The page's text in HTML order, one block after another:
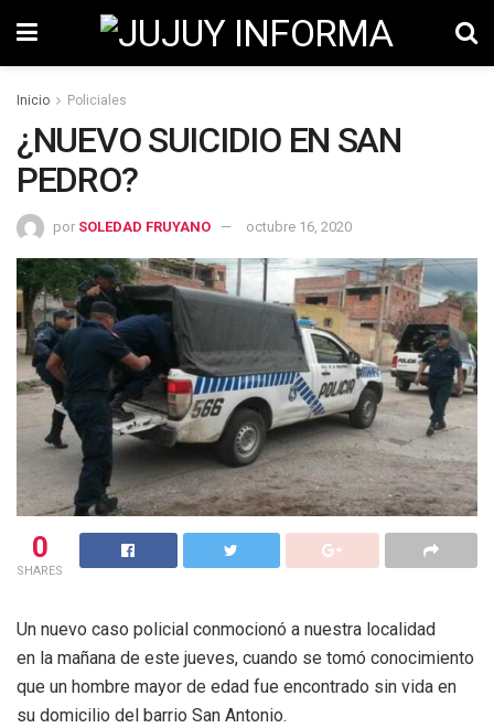
Inicio Policiales
¿NUEVO SUICIDIO EN SAN
PEDRO?
por SOLEDAD FRUYANO octubre 16, 2020
0
SHARES
Un nuevo caso policial conmocionó a nuestra localidad
en la mañana de este jueves, cuando se tomó conocimiento
que un hombre mayor de edad fue encontrado sin vida en
su domicilio del barrio San Antonio.